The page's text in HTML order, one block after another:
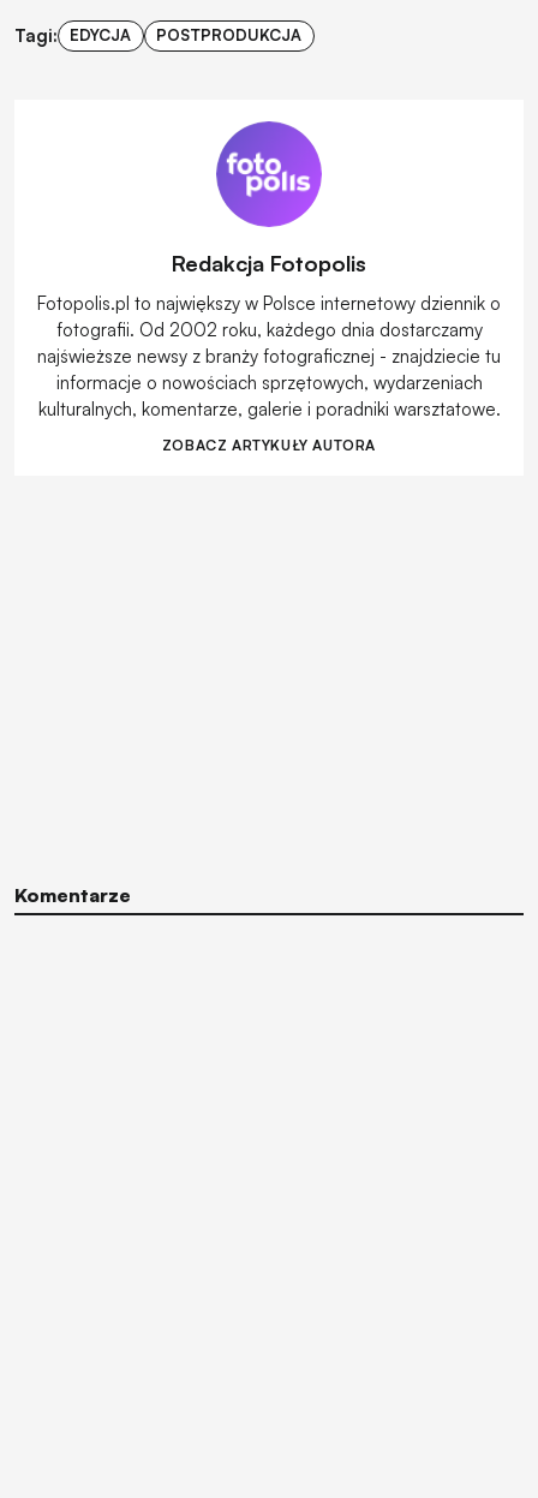
Tagi: EDYCJA POSTPRODUKCJA
Redakcja Fotopolis
Fotopolis.pl to największy w Polsce internetowy dziennik o
fotografii. Od 2002 roku, każdego dnia dostarczamy
najświeższe newsy z branży fotograficznej - znajdziecie tu
informacje o nowościach sprzętowych, wydarzeniach
kulturalnych, komentarze, galerie i poradniki warsztatowe.
ZOBACZ ARTYKUŁY AUTORA
Komentarze